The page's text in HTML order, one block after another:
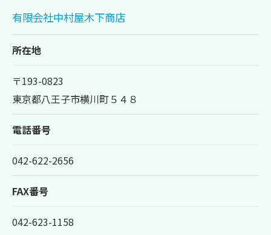
有限会社中村屋木下商店
所在地
〒193-0823
東京都八王子市横川町５４８
電話番号
042-622-2656
FAX番号
042-623-1158